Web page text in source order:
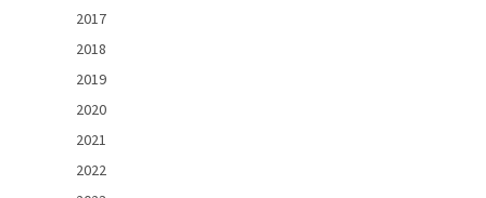
2017
2018
2019
2020
2021
2022